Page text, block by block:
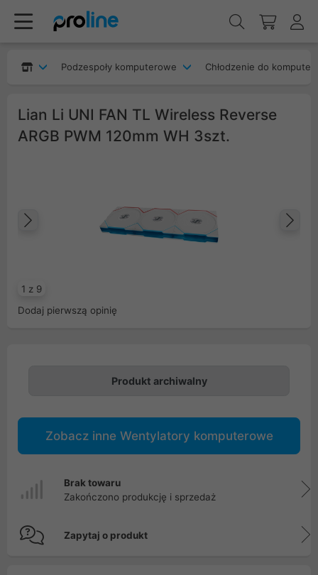
Podzespoły komputerowe Chłodzenie do
Lian Li UNI FAN TL Wireless Reverse
ARGB PWM 120mm WH 3szt.
1 z 9
Poprzedni
Dodaj pierwszą opinię
Produkt archiwalny
Zobacz inne Wentylatory komputerowe
Brak towaru
Zakończono produkcję i sprzedaż
Zapytaj o produkt